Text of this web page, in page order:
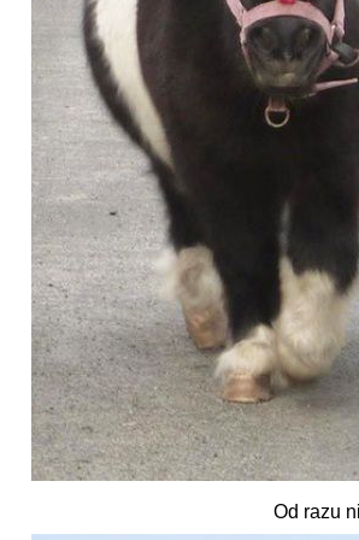
Od razu